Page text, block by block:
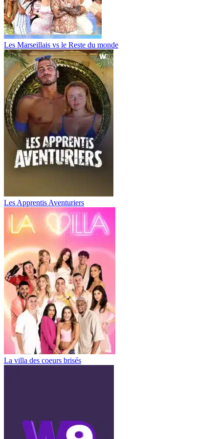
Les Marseillais vs le Reste du monde
Les Apprentis Aventuriers
La villa des coeurs brisés